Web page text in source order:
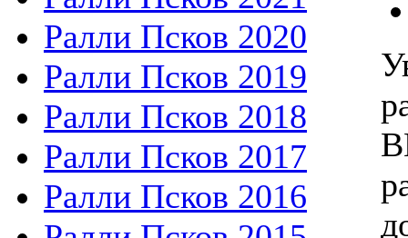
Ралли Псков 2020
Ралли Псков 2019
Ралли Псков 2018
Ралли Псков 2017
Ралли Псков 2016